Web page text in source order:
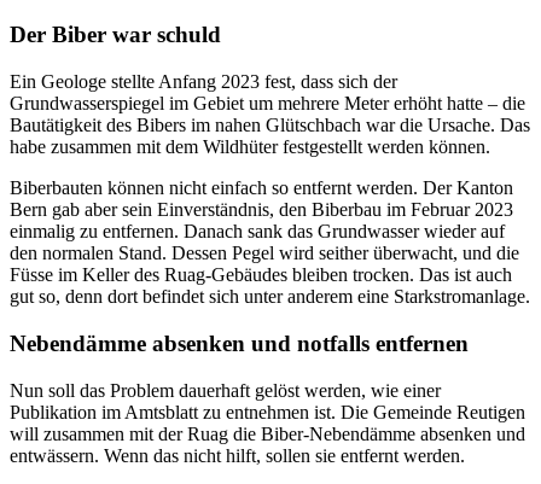
Der Biber war schuld
Ein Geologe stellte Anfang 2023 fest, dass sich der
Grundwasserspiegel im Gebiet um mehrere Meter erhöht hatte – die
Bautätigkeit des Bibers im nahen Glütschbach war die Ursache. Das
habe zusammen mit dem Wildhüter festgestellt werden können.
Biberbauten können nicht einfach so entfernt werden. Der Kanton
Bern gab aber sein Einverständnis, den Biberbau im Februar 2023
einmalig zu entfernen. Danach sank das Grundwasser wieder auf
den normalen Stand. Dessen Pegel wird seither überwacht, und die
Füsse im Keller des Ruag-Gebäudes bleiben trocken. Das ist auch
gut so, denn dort befindet sich unter anderem eine Starkstromanlage.
Nebendämme absenken und notfalls entfernen
Nun soll das Problem dauerhaft gelöst werden, wie einer
Publikation im Amtsblatt zu entnehmen ist. Die Gemeinde Reutigen
will zusammen mit der Ruag die Biber-Nebendämme absenken und
entwässern. Wenn das nicht hilft, sollen sie entfernt werden.